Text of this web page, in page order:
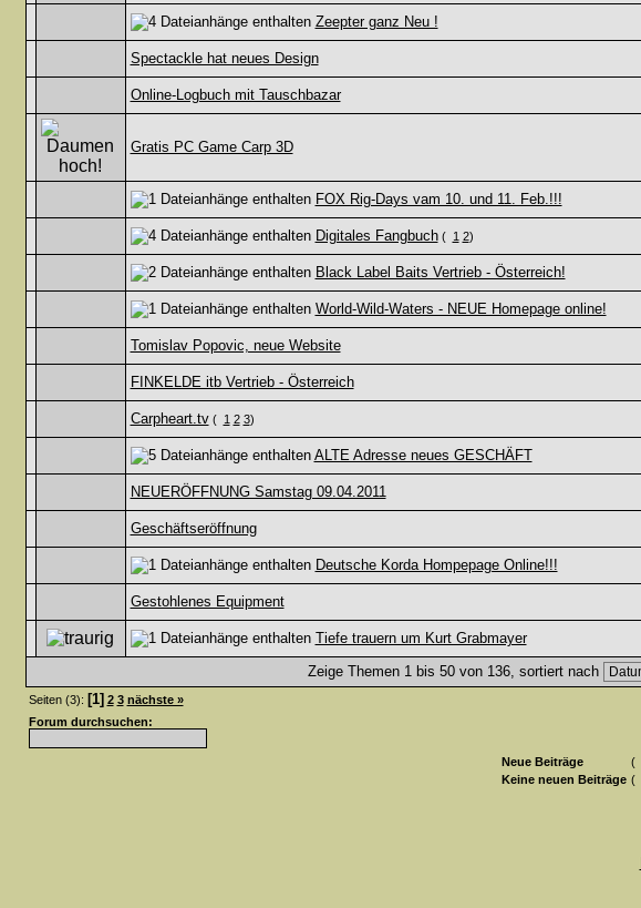
Zeepter ganz Neu !
Spectackle hat neues Design
Online-Logbuch mit Tauschbazar
Gratis PC Game Carp 3D
FOX Rig-Days vam 10. und 11. Feb.!!!
Digitales Fangbuch( 1 2)
Black Label Baits Vertrieb - Österreich!
World-Wild-Waters - NEUE Homepage online!
Tomislav Popovic, neue Website
FINKELDE itb Vertrieb - Österreich
Carpheart.tv( 1 2 3)
ALTE Adresse neues GESCHÄFT
NEUERÖFFNUNG Samstag 09.04.2011
Geschäftseröffnung
Deutsche Korda Hompepage Online!!!
Gestohlenes Equipment
Tiefe trauern um Kurt Grabmayer
Zeige Themen 1 bis 50 von 136, sortiert nach
Seiten (3): [1] 2 3 nächste »
Forum durchsuchen:
Neue Beiträge (
Keine neuen Beiträge (